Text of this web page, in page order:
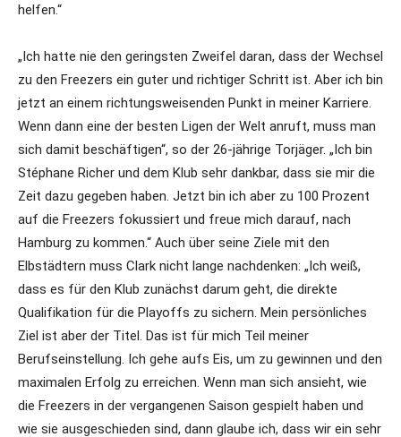
helfen.“
„Ich hatte nie den geringsten Zweifel daran, dass der Wechsel
zu den Freezers ein guter und richtiger Schritt ist. Aber ich bin
jetzt an einem richtungsweisenden Punkt in meiner Karriere.
Wenn dann eine der besten Ligen der Welt anruft, muss man
sich damit beschäftigen“, so der 26-jährige Torjäger. „Ich bin
Stéphane Richer und dem Klub sehr dankbar, dass sie mir die
Zeit dazu gegeben haben. Jetzt bin ich aber zu 100 Prozent
auf die Freezers fokussiert und freue mich darauf, nach
Hamburg zu kommen.“ Auch über seine Ziele mit den
Elbstädtern muss Clark nicht lange nachdenken: „Ich weiß,
dass es für den Klub zunächst darum geht, die direkte
Qualifikation für die Playoffs zu sichern. Mein persönliches
Ziel ist aber der Titel. Das ist für mich Teil meiner
Berufseinstellung. Ich gehe aufs Eis, um zu gewinnen und den
maximalen Erfolg zu erreichen. Wenn man sich ansieht, wie
die Freezers in der vergangenen Saison gespielt haben und
wie sie ausgeschieden sind, dann glaube ich, dass wir ein sehr